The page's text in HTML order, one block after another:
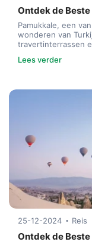
Ontdek de
Pamukkale, een
wonderen van
travertinterrassen
Lees verder
25-12-2024 Reis
Ontdek de